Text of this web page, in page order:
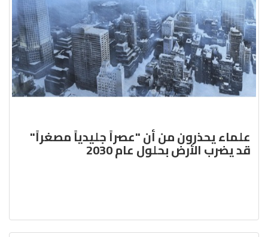
علماء يحذرون من أن "عصراً جليدياً مصغراً"
قد يضرب الأرض بحلول عام 2030